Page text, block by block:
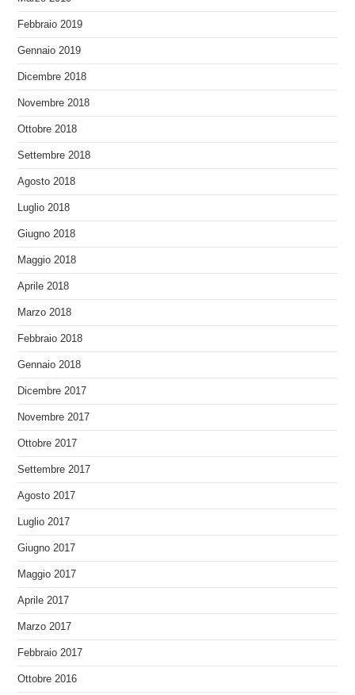
Febbraio 2019
Gennaio 2019
Dicembre 2018
Novembre 2018
Ottobre 2018
Settembre 2018
Agosto 2018
Luglio 2018
Giugno 2018
Maggio 2018
Aprile 2018
Marzo 2018
Febbraio 2018
Gennaio 2018
Dicembre 2017
Novembre 2017
Ottobre 2017
Settembre 2017
Agosto 2017
Luglio 2017
Giugno 2017
Maggio 2017
Aprile 2017
Marzo 2017
Febbraio 2017
Ottobre 2016